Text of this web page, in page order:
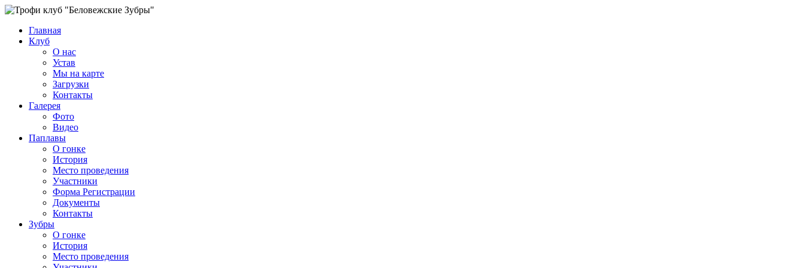
Главная
Клуб
О нас
Устав
Мы на карте
Загрузки
Контакты
Галерея
Фото
Видео
Паплавы
О гонке
История
Место проведения
Участники
Форма Регистрации
Документы
Контакты
Зубры
О гонке
История
Место проведения